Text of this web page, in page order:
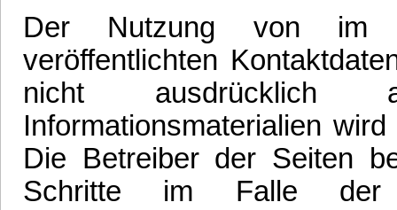
Der Nutzung von im
veröffentlichten
nicht ausdrücklich
Informationsmaterialien
Die Betreiber der Seiten
Schritte im Falle der